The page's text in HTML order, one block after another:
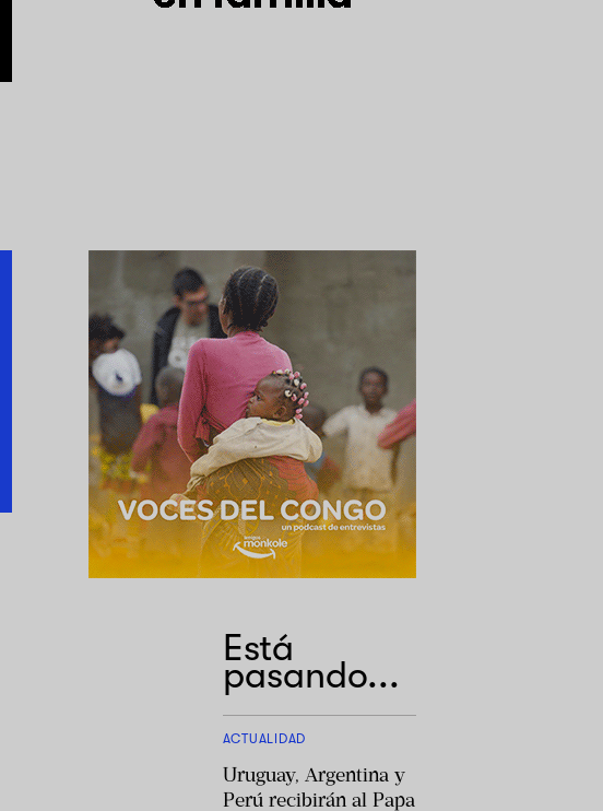
Está
pasando...
ACTUALIDAD
Uruguay, Argentina y
Perú recibirán al Papa